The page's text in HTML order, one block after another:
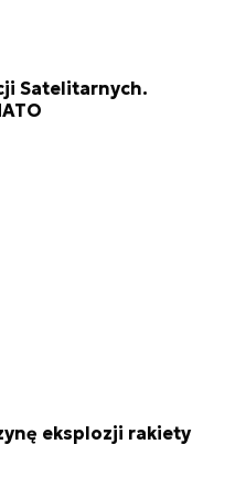
Satelitarnych.
eksplozji rakiety